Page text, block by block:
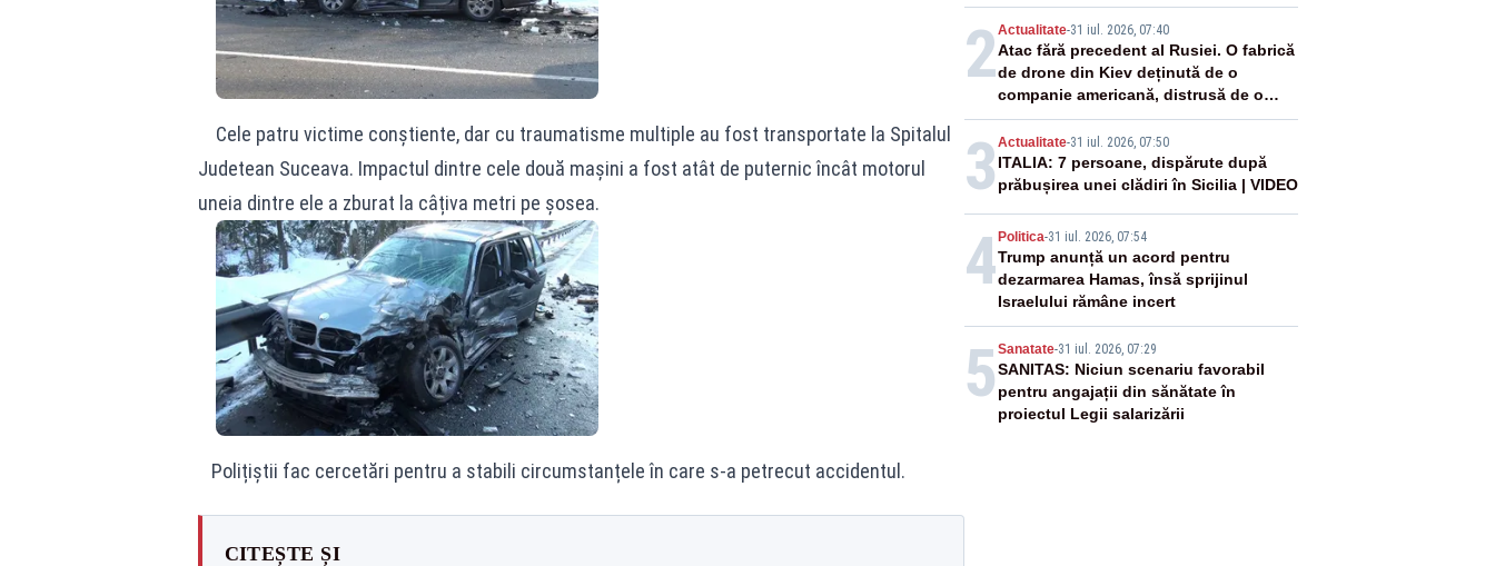
Cele patru victime conștiente, dar cu traumatisme multiple au fost transportate la Spitalul
Judetean Suceava. Impactul dintre cele două mașini a fost atât de puternic încât motorul
uneia dintre ele a zburat la câțiva metri pe șosea.
Polițiștii fac cercetări pentru a stabili circumstanțele în care s-a petrecut accidentul.
CITEȘTE ȘI
devin tropicale
2Actualitate-31 iul. 2026, 07:40
Atac fără precedent al Rusiei. O fabrică
de drone din Kiev deținută de o
companie americană, distrusă de o
rachetă rusească
3 Actualitate-31 iul. 2026, 07:50
ITALIA: 7 persoane, dispărute după
prăbușirea unei clădiri în Sicilia | VIDEO
4 Politica-31 iul. 2026, 07:54
Trump anunță un acord pentru
dezarmarea Hamas, însă sprijinul
Israelului rămâne incert
5 Sanatate-31 iul. 2026, 07:29
SANITAS: Niciun scenariu favorabil
pentru angajații din sănătate în
proiectul Legii salarizării